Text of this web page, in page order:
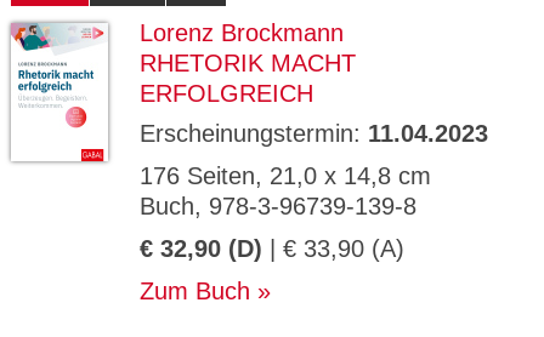
Lorenz Brockmann
RHETORIK MACHT
ERFOLGREICH
Erscheinungstermin: 11.04.2023
176 Seiten, 21,0 x 14,8 cm
Buch, 978-3-96739-139-8
€ 32,90 (D) | € 33,90 (A)
Zum Buch
GV_CO
OKIES
gabal-
Speichert den Zustimmungsstatus des
Domäne.